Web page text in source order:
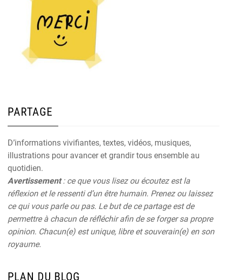
PARTAGE
D’informations vivifiantes, textes, vidéos, musiques,
illustrations pour avancer et grandir tous ensemble au
quotidien.
Avertissement: ce que vous lisez ou écoutez est la
réflexion et le ressenti d’un être humain. Prenez ou laissez
ce qui vous parle ou pas. Le but de ce partage est de
permettre à chacun de réfléchir afin de se forger sa propre
opinion. Chacun(e) est unique, libre et souverain(e) en son
royaume.
PLAN DU BLOG